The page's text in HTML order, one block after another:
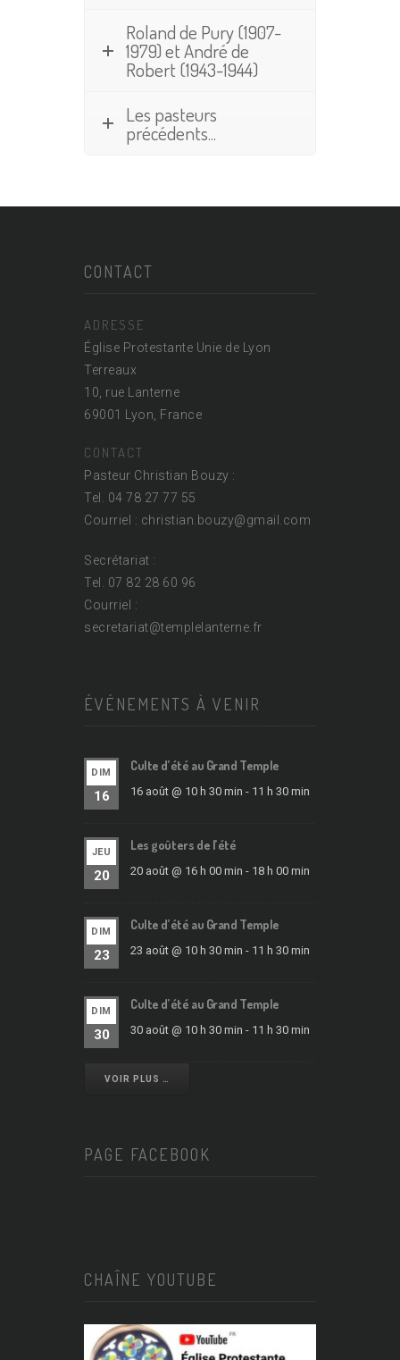
Roland de Pury (1907-
1979) et André de
Robert (1943-1944)
Les pasteurs
précédents...
CONTACT
ADRESSE
Église Protestante Unie de Lyon
Terreaux
10, rue Lanterne
69001 Lyon, France
CONTACT
Pasteur Christian Bouzy :
Tel. 04 78 27 77 55
Courriel : christian.bouzy@gmail.com
Secrétariat :
Tel. 07 82 28 60 96
Courriel :
secretariat@templelanterne.fr
ÉVÉNEMENTS À VENIR
DIM
16
Culte d’été au Grand Temple
16 août @ 10 h 30 min - 11 h 30 min
JEU
20
Les goûters de l’été
20 août @ 16 h 00 min - 18 h 00 min
DIM
23
Culte d’été au Grand Temple
23 août @ 10 h 30 min - 11 h 30 min
DIM
30
Culte d’été au Grand Temple
30 août @ 10 h 30 min - 11 h 30 min
VOIR PLUS …
PAGE FACEBOOK
CHAÎNE YOUTUBE